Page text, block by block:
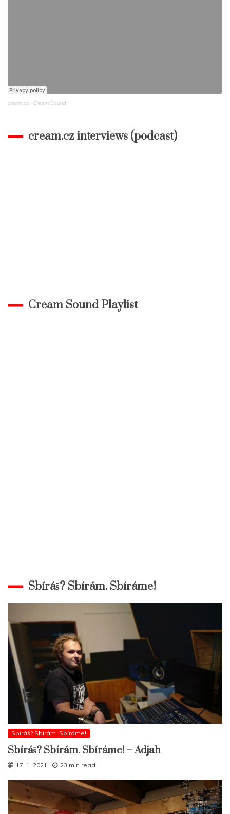
cream.cz · Cream Sound
cream.cz interviews (podcast)
Cream Sound Playlist
Sbíráš? Sbírám. Sbíráme!
Sbíráš? Sbírám. Sbíráme!
Sbíráš? Sbírám. Sbíráme! – Adjah
17. 1. 2021 23 min read